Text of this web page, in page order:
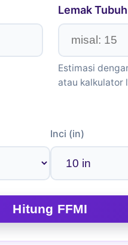
Lemak
Estimasi
atau kalkulator
Inci (in)